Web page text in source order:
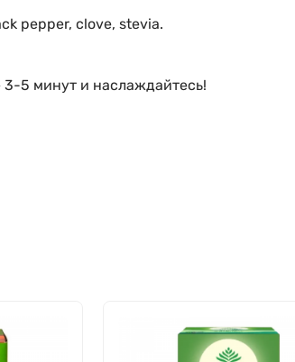
pepper, clove, stevia.
3-5 минут и наслаждайтесь!